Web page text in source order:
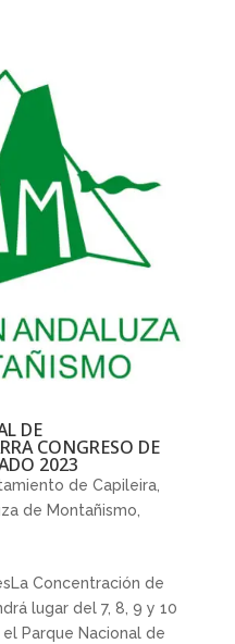
DE
CONGRESO DE
2023
de Capileira,
de Montañismo,
Concentración de
lugar del 7, 8, 9 y 10
Parque Nacional de